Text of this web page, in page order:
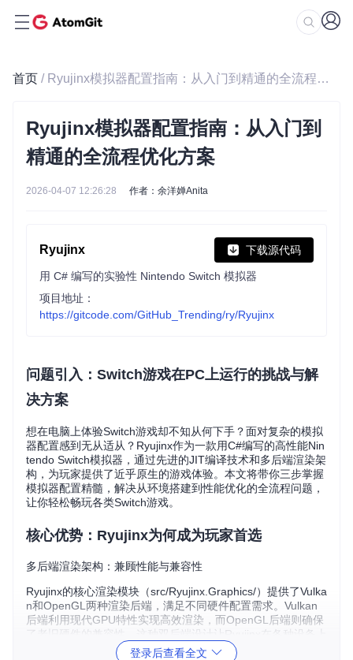
首页 / Ryujinx模拟器配置指南：从入门到精通的全流程优化方案
Ryujinx模拟器配置指南：从入门到
精通的全流程优化方案
2026-04-07 12:26:28 作者：余洋婵Anita
Ryujinx 下载源代码
用 C# 编写的实验性 Nintendo Switch 模拟器
项目地址：
https://gitcode.com/GitHub_Trending/ry/Ryujinx
问题引入：Switch游戏在PC上运行的挑战与解
决方案
想在电脑上体验Switch游戏却不知从何下手？面对复杂的模拟
器配置感到无从适从？Ryujinx作为一款用C#编写的高性能Nin
tendo Switch模拟器，通过先进的JIT编译技术和多后端渲染架
构，为玩家提供了近乎原生的游戏体验。本文将带你三步掌握
模拟器配置精髓，解决从环境搭建到性能优化的全流程问题，
让你轻松畅玩各类Switch游戏。
核心优势：Ryujinx为何成为玩家首选
多后端渲染架构：兼顾性能与兼容性
Ryujinx的核心渲染模块（src/Ryujinx.Graphics/）提供了Vulka
n和OpenGL两种渲染后端，满足不同硬件配置需求。Vulkan
后端利用现代GPU特性实现高效渲染，而OpenGL后端则确保
了老旧硬件的兼容性。这种双后端设计让Ryujinx在各种设备上
都能提供稳定的游戏体验。登录后查看全文